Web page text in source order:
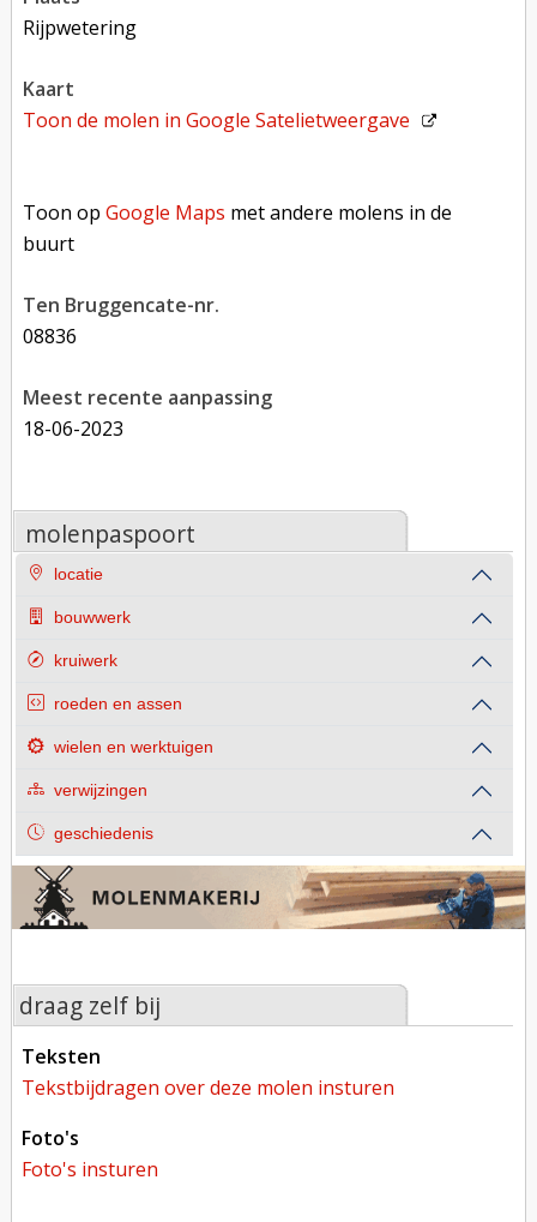
Rijpwetering
kaart
Toon de molen inGoogle Satelietweergave
Toon opGoogle Maps met andere molens in de
buurt
Ten Bruggencate-nr.
08836
Meest recente aanpassing
18-06-2023
molenpaspoort
locatie
bouwwerk
kruiwerk
roeden en assen
wielen en werktuigen
verwijzingen
geschiedenis
draag zelf bij
teksten
tekstbijdragen over deze molen insturen
foto's
foto's insturen